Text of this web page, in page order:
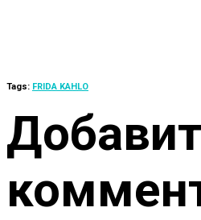
Tags: FRIDA KAHLO